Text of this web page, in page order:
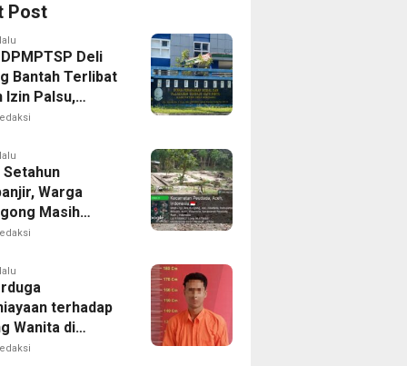
Post
Deli
Bantah Terlibat
Izin Palsu,
Proses
Setahun
Warga
Masih
Bantuan
terhadap
Wanita di
Polisi